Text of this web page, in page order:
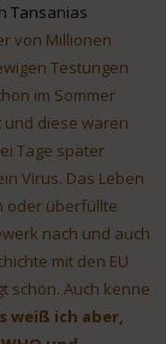
Tansanias
von Millionen
Testungen
im Sommer
und diese waren
Tage später
Virus. Das Leben
oder überfüllte
nach und auch
mit den EU
schön. Auch kenne
weiß ich aber,